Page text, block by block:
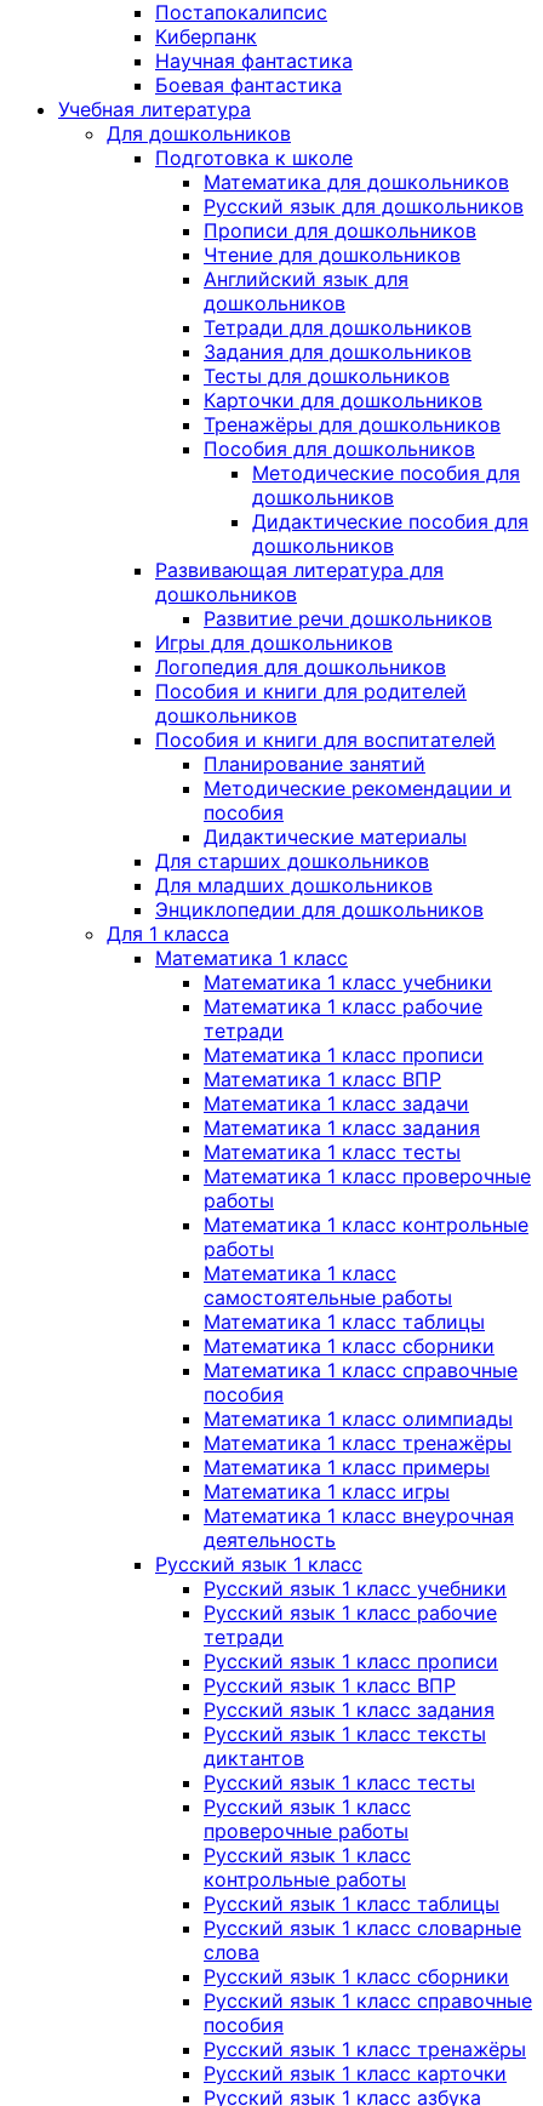
Постапокалипсис
Киберпанк
Научная фантастика
Боевая фантастика
Учебная литература
Для дошкольников
Подготовка к школе
Математика для дошкольников
Русский язык для дошкольников
Прописи для дошкольников
Чтение для дошкольников
Английский язык для
дошкольников
Тетради для дошкольников
Задания для дошкольников
Тесты для дошкольников
Карточки для дошкольников
Тренажёры для дошкольников
Пособия для дошкольников
Методические пособия для
дошкольников
Дидактические пособия для
дошкольников
Развивающая литература для
дошкольников
Развитие речи дошкольников
Игры для дошкольников
Логопедия для дошкольников
Пособия и книги для родителей
дошкольников
Пособия и книги для воспитателей
Планирование занятий
Методические рекомендации и
пособия
Дидактические материалы
Для старших дошкольников
Для младших дошкольников
Энциклопедии для дошкольников
Для 1 класса
Математика 1 класс
Математика 1 класс учебники
Математика 1 класс рабочие
тетради
Математика 1 класс прописи
Математика 1 класс ВПР
Математика 1 класс задачи
Математика 1 класс задания
Математика 1 класс тесты
Математика 1 класс проверочные
работы
Математика 1 класс контрольные
работы
Математика 1 класс
самостоятельные работы
Математика 1 класс таблицы
Математика 1 класс сборники
Математика 1 класс справочные
пособия
Математика 1 класс олимпиады
Математика 1 класс тренажёры
Математика 1 класс примеры
Математика 1 класс игры
Математика 1 класс внеурочная
деятельность
Русский язык 1 класс
Русский язык 1 класс учебники
Русский язык 1 класс рабочие
тетради
Русский язык 1 класс прописи
Русский язык 1 класс ВПР
Русский язык 1 класс задания
Русский язык 1 класс тексты
диктантов
Русский язык 1 класс тесты
Русский язык 1 класс
проверочные работы
Русский язык 1 класс
контрольные работы
Русский язык 1 класс таблицы
Русский язык 1 класс словарные
слова
Русский язык 1 класс сборники
Русский язык 1 класс справочные
пособия
Русский язык 1 класс тренажёры
Русский язык 1 класс карточки
Русский язык 1 класс азбука